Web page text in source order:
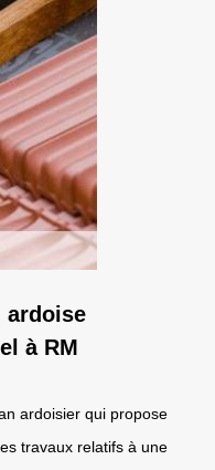
ardoise
à RM
ardoisier qui propose
travaux relatifs à une